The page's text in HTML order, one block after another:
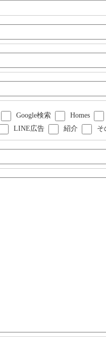
Google検索
Homes
LINE広告 紹介 そ